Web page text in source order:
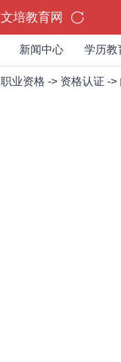
文培教育网
新闻中心 学历教
职业资格 -> 资格认证 ->